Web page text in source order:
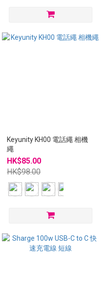
Keyunity KH00 電話繩 相機
繩
HK$85.00
HK$98.00